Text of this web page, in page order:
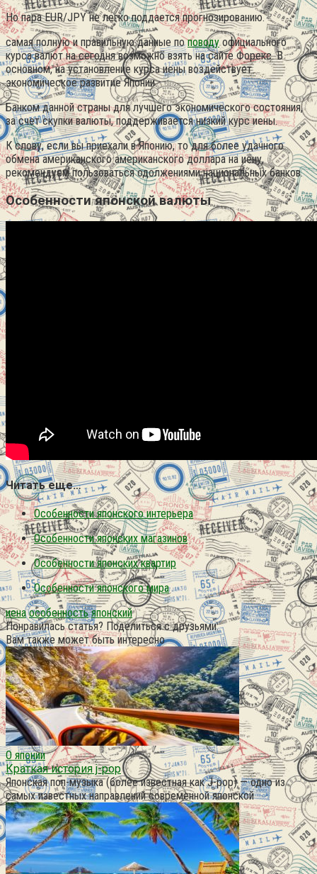
Но пара EUR/JPY не легко поддается прогнозированию.
самая полную и правильную данные поповодуофициального
курса валют на сегодня возможно взять на сайте Форекс. В
основном, на установление курса иены воздействует
экономическое развитие Японии.
Банком данной страны для лучшего экономического состояния,
за счет скупки валюты, поддерживается низкий курс иены.
К слову, если вы приехали в Японию, то для более удачного
обмена американского американского доллара на иену,
рекомендуем пользоваться одолжениями национальных банков.
Особенности японской валюты
Читать еще…
Особенности японского интерьера
Особенности японских магазинов
Особенности японских квартир
Особенности японского мира
иена особенность японский
Понравилась статья? Поделиться с друзьями:
Вам также может быть интересно
О японии
Краткая история j-pop
Японская поп-музыка (более известная как J-pop) — одно из
самых известных направлений современной японской